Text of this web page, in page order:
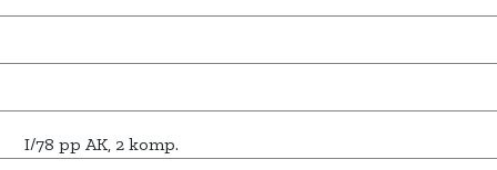
I/78 pp AK, 2 komp.